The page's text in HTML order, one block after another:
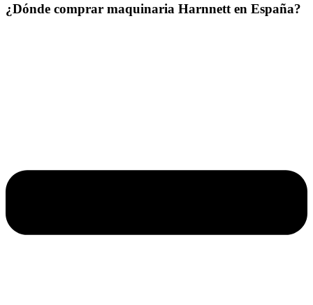
¿Dónde comprar maquinaria Harnnett en España?